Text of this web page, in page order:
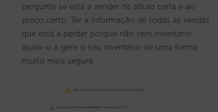
pergunte se está a vender na altura certa e ao
preço certo. Ter a informação de todas as vendas
que está a perder porque não tem inventário
ajuda-o a gerir o seu inventário de uma forma
muito mais segura.